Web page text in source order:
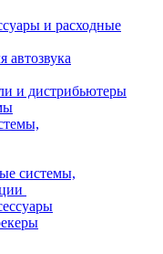
и расходные
автозвука
и дистрибьютеры
системы,